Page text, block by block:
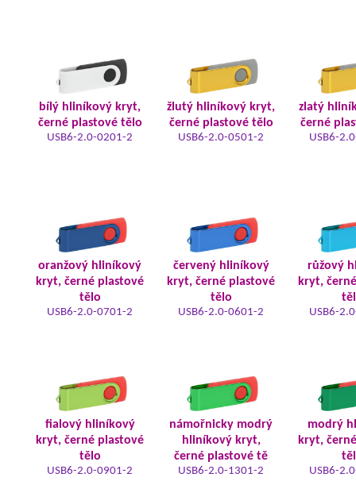
bílý hliníkový kryt,
černé plastové tělo
USB6-2.0-0201-2
žlutý hliníkový kryt,
černé plastové tělo
USB6-2.0-0501-2
zlatý
černé
USB6-
oranžový hliníkový
kryt, černé plastové
tělo
USB6-2.0-0701-2
červený hliníkový
kryt, černé plastové
tělo
USB6-2.0-0601-2
růžový
kryt,
USB6-
fialový hliníkový
kryt, černé plastové
tělo
USB6-2.0-0901-2
námořnicky modrý
hliníkový kryt,
černé plastové tě
USB6-2.0-1301-2
modrý
kryt,
USB6-